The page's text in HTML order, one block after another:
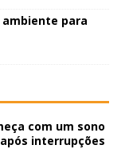
para
com um sono
interrupções